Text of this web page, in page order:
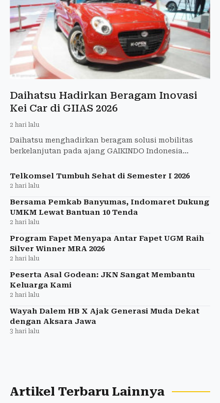
Daihatsu Hadirkan Beragam Inovasi
Kei Car di GIIAS 2026
2 hari lalu
Daihatsu menghadirkan beragam solusi mobilitas
berkelanjutan pada ajang GAIKINDO Indonesia
Tangerang.
Telkomsel Tumbuh Sehat di Semester I 2026
2 hari lalu
Bersama Pemkab Banyumas, Indomaret Dukung
UMKM Lewat Bantuan 10 Tenda
2 hari lalu
Program Fapet Menyapa Antar Fapet UGM Raih
Silver Winner MRA 2026
2 hari lalu
Peserta Asal Godean: JKN Sangat Membantu
Keluarga Kami
2 hari lalu
Wayah Dalem HB X Ajak Generasi Muda Dekat
dengan Aksara Jawa
3 hari lalu
Artikel Terbaru Lainnya